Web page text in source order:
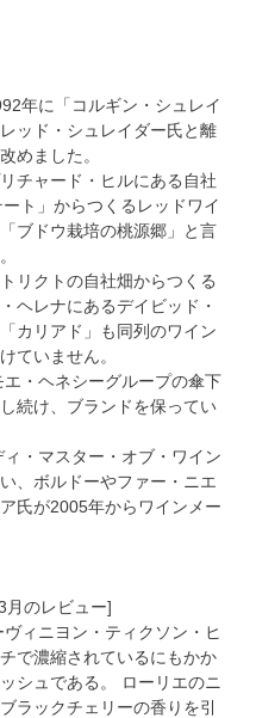
年に「コルギン・シュレイ
ッド・シュレイダー氏と離
めました。
チャード・ヒルにある自社
ト」からつくるレッドワイ
ブドウ栽培の桃源郷」と言
リクトの自社畑からつくる
ヘレナにあるデイビッド・
カリアド」も同列のワイン
ていません。
・ヘネシーグループの傘下
続け、ブランドを保ってい
・マスター・オブ・ワイン
、ボルドーやファー・ニエ
氏が2005年からワインメー
月のレビュー]
ィニヨン・ティクソン・ヒ
で濃縮されているにもかか
シュである。 ローリエのニ
ラックチェリーの香りを引